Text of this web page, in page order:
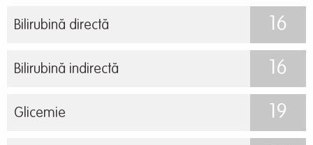
Bilirubină directă 16
Bilirubină indirectă 16
Glicemie 19